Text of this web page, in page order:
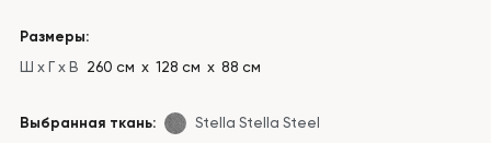
Размеры:
Ш x Г x В 260 см х 128 см х 88 см
Выбранная ткань: Stella Stella Steel